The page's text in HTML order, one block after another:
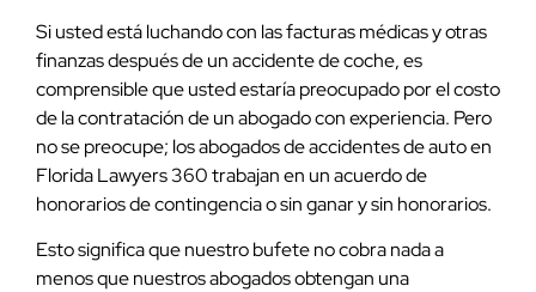
Si usted está luchando con las facturas médicas y otras
finanzas después de un accidente de coche, es
comprensible que usted estaría preocupado por el costo
de la contratación de un abogado con experiencia. Pero
no se preocupe; los abogados de accidentes de auto en
Florida Lawyers 360 trabajan en un acuerdo de
honorarios de contingencia o sin ganar y sin honorarios.
Esto significa que nuestro bufete no cobra nada a
menos que nuestros abogados obtengan una